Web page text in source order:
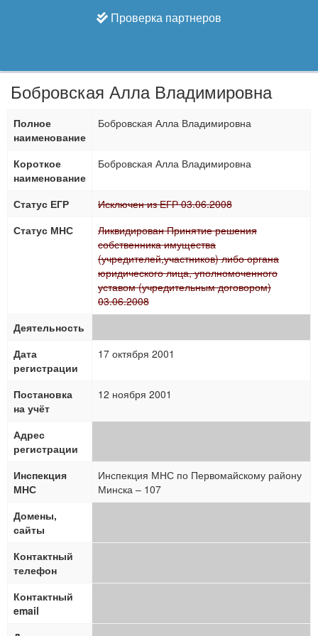
Проверка партнеров
Бобровская Алла Владимировна
Полное
наименование
Бобровская Алла Владимировна
Короткое
наименование
Бобровская Алла Владимировна
Статус ЕГР
Исключен из ЕГР 03.06.2008
Статус МНС
Ликвидирован Принятие решения
собственника имущества
(учредителей,участников) либо органа
юридического лица, уполномоченного
уставом (учредительным договором)
03.06.2008
Деятельность
Дата
регистрации
17 октября 2001
Постановка
на учёт
12 ноября 2001
Адрес
регистрации
Инспекция
МНС
Инспекция МНС по Первомайскому району
Минска – 107
Домены,
сайты
Контактный
телефон
Контактный
email